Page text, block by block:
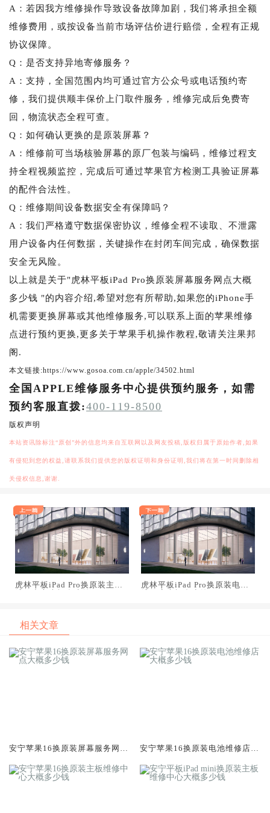
A：若因我方维修操作导致设备故障加剧，我们将承担全额
维修费用，或按设备当前市场评估价进行赔偿，全程有正规
协议保障。
Q：是否支持异地寄修服务？
A：支持，全国范围内均可通过官方公众号或电话预约寄
修，我们提供顺丰保价上门取件服务，维修完成后免费寄
回，物流状态全程可查。
Q：如何确认更换的是原装屏幕？
A：维修前可当场核验屏幕的原厂包装与编码，维修过程支
持全程视频监控，完成后可通过苹果官方检测工具验证屏幕
的配件合法性。
Q：维修期间设备数据安全有保障吗？
A：我们严格遵守数据保密协议，维修全程不读取、不泄露
用户设备内任何数据，关键操作在封闭车间完成，确保数据
安全无风险。
以上就是关于"虎林平板iPad Pro换原装屏幕服务网点大概
多少钱 "的内容介绍,希望对您有所帮助,如果您的iPhone手
机需要更换屏幕或其他维修服务,可以联系上面的苹果维修
点进行预约更换,更多关于苹果手机操作教程,敬请关注果邦
阁.
本文链接:https://www.gosoa.com.cn/apple/34502.html
全国APPLE维修服务中心提供预约服务，如需
预约客服直拨:400-119-8500
版权声明
本站资讯除标注“原创”外的信息均来自互联网以及网友投稿,版权归属于原始作者,如果
有侵犯到您的权益,请联系我们提供您的版权证明和身份证明,我们将在第一时间删除相
关侵权信息,谢谢.
虎林平板iPad Pro换原装主板
虎林平板iPad Pro换原装电池
相关文章
安宁苹果16换原装屏幕服务网点
安宁苹果16换原装电池维修店大